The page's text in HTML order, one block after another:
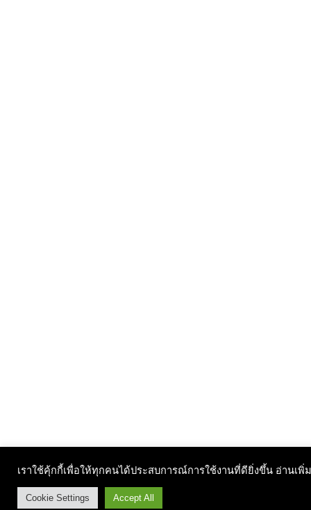
เราใช้คุ้กกี้เพื่อให้ทุกคนได้ประสบการณ์การใช้งานที่ดียิ่งขึ้น อ่านเพิ่
Cookie Settings Accept All